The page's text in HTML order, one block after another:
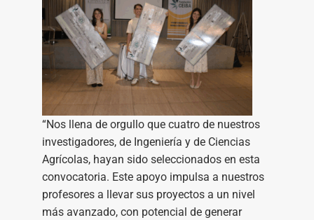
“Nos llena de orgullo que cuatro de nuestros
investigadores, de Ingeniería y de Ciencias
Agrícolas, hayan sido seleccionados en esta
convocatoria. Este apoyo impulsa a nuestros
profesores a llevar sus proyectos a un nivel
más avanzado, con potencial de generar